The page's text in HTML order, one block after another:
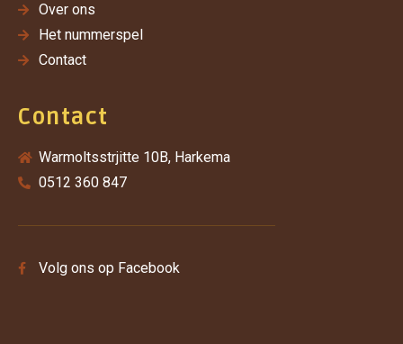
Over ons
Het nummerspel
Contact
Contact
Warmoltsstrjitte 10B, Harkema
0512 360 847
Volg ons op Facebook